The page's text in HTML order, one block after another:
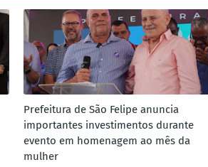
Prefeitura de São Felipe anuncia
importantes investimentos durante
evento em homenagem ao mês da
mulher